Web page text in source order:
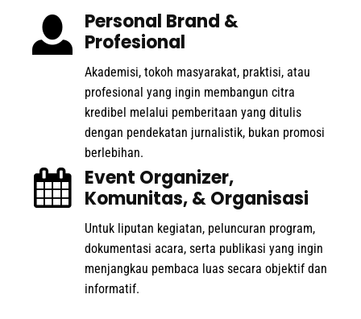
Personal Brand &
Profesional
Akademisi, tokoh masyarakat, praktisi, atau
profesional yang ingin membangun citra
kredibel melalui pemberitaan yang ditulis
dengan pendekatan jurnalistik, bukan promosi
berlebihan.
Event Organizer,
Komunitas, & Organisasi
Untuk liputan kegiatan, peluncuran program,
dokumentasi acara, serta publikasi yang ingin
menjangkau pembaca luas secara objektif dan
informatif.